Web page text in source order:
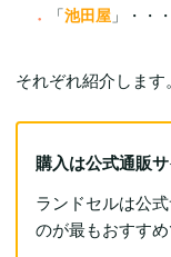
「池田屋 」・・
それぞれ紹介します。
購入は公式通販
ランドセルは公
のが最もおすすめ